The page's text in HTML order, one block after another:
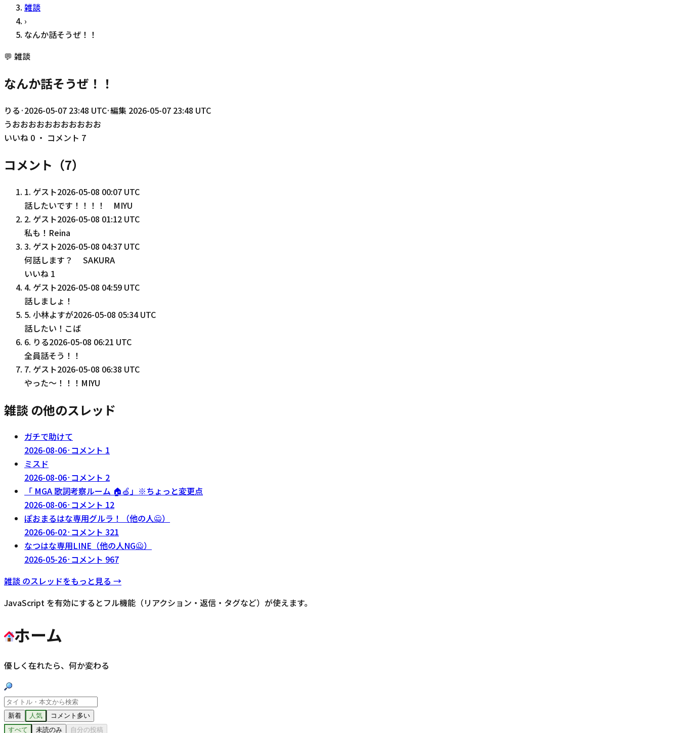
雑談
›
なんか話そうぜ！！
💬 雑談
なんか話そうぜ！！
りる ·2026-05-07 23:48 UTC·編集 2026-05-07 23:48 UTC
うおおおおおおおおおおお
いいね 0 ・ コメント 7
コメント（7）
1. ゲスト2026-05-08 00:07 UTC
話したいです！！！！ MIYU
2. ゲスト2026-05-08 01:12 UTC
私も！Reina
3. ゲスト2026-05-08 04:37 UTC
何話します？ SAKURA
いいね 1
4. ゲスト2026-05-08 04:59 UTC
話しましょ！
5. 小林よすが2026-05-08 05:34 UTC
話したい！こば
6. りる2026-05-08 06:21 UTC
全員話そう！！
7. ゲスト2026-05-08 06:38 UTC
やった〜！！！MIYU
雑談 の他のスレッド
ガチで助けて
2026-08-06· コメント 1
ミスド
2026-08-06· コメント 2
「 MGA 歌詞考察ルーム 🏠🍏」※ちょっと変更点
2026-08-06· コメント 12
ぽおまるはな専用グルラ！（他の人🙅）
2026-06-02· コメント 321
なつはな専用LINE（他の人NG🙅）
2026-05-26· コメント 967
雑談 のスレッドをもっと見る →
JavaScript を有効にするとフル機能（リアクション・返信・タグなど）が使えます。
ホーム
優しく在れたら、何か変わる
新着 人気
コメント多い
すべて
未読のみ 自分の投稿